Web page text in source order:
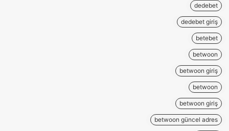
dedebet
dedebet giriş
betebet
betwoon
betwoon giriş
betwoon
betwoon giriş
betwoon güncel adres